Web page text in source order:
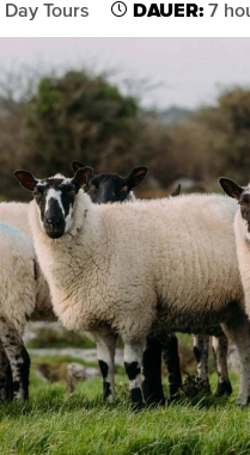
Day Tours DAUER: 7